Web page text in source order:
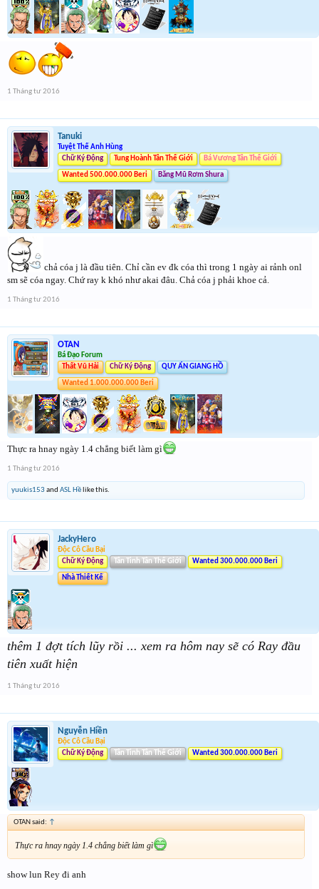
1 Tháng tư 2016
Tanuki
Tuyệt Thế Anh Hùng
Chữ Ký Động
Tung Hoành Tân Thế Giới Bá Vương Tân Thế Giới
Wanted 500.000.000 Beri Băng Mũ Rơm Shura
chả cóa j là đầu tiên. Chỉ cần ev đk cóa thì trong 1 ngày ai rảnh onl
sm sẽ cóa ngay. Chứ ray k khó như akai đâu. Chả cóa j phải khoe cả.
1 Tháng tư 2016
OTAN
Bá Đạo Forum
Thất Vũ Hải
Chữ Ký Động QUY ẨN GIANG HỒ
Wanted 1.000.000.000 Beri
Thực ra hnay ngày 1.4 chẳng biết làm gì
1 Tháng tư 2016
yuukis153 and ASL Hề like this.
JackyHero
Độc Cô Cầu Bại
Chữ Ký Động
Tân Tinh Tân Thế Giới Wanted 300.000.000 Beri
Nhà Thiết Kế
thêm 1 đợt tích lũy rồi ... xem ra hôm nay sẽ có Ray đầu
tiên xuất hiện
1 Tháng tư 2016
Nguyễn Hiền
Độc Cô Cầu Bại
Chữ Ký Động
Tân Tinh Tân Thế Giới Wanted 300.000.000 Beri
OTAN said: ↑
Thực ra hnay ngày 1.4 chẳng biết làm gì
show lun Rey đi anh